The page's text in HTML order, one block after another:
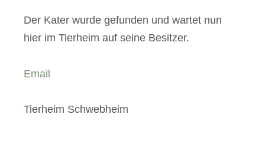
Der Kater wurde gefunden und wartet nun
hier im Tierheim auf seine Besitzer.
Email
Tierheim Schwebheim